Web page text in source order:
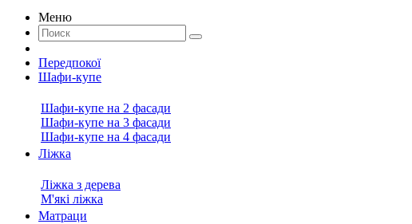
Меню
Передпокої
Шафи-купе
Шафи-купе на 2 фасади
Шафи-купе на 3 фасади
Шафи-купе на 4 фасади
Ліжка
Ліжка з дерева
М'які ліжка
Матраци